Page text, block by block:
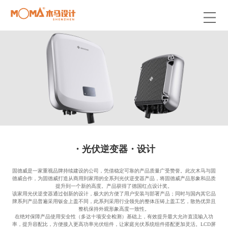
・光伏逆变器・设计
固德威是一家重视品牌持续建设的公司，凭借稳定可靠的产品质量广受赞誉。此次木马与固
德威合作，为固德威打造从商用到家用的全系列光伏逆变器产品，将固德威产品形象和品质
提升到一个新的高度。产品获得了德国红点设计奖。
该家用光伏逆变器通过创新的设计，极大的方便了用户安装与部署产品；同时与国内其它品
牌系列产品普遍采用钣金上盖不同，此系列采用行业领先的整体压铸上盖工艺，散热优异且
整机保持外观形象高度一致性。
在绝对保障产品使用安全性（多达十项安全检测）基础上，有效提升最大允许直流输入功
率，提升容配比，方便接入更高功率光伏组件，让家庭光伏系统组件搭配更加灵活。LCD屏